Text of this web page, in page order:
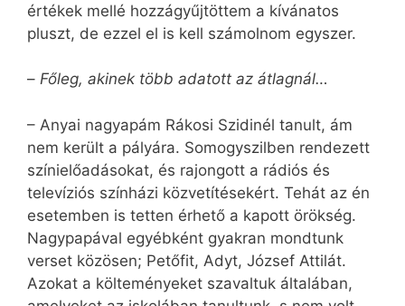
értékek mellé hozzágyűjtöttem a kívánatos
pluszt, de ezzel el is kell számolnom egyszer.
– Főleg, akinek több adatott az átlagnál…
– Anyai nagyapám Rákosi Szidinél tanult, ám
nem került a pályára. Somogyszilben rendezett
színielőadásokat, és rajongott a rádiós és
televíziós színházi közvetítésekért. Tehát az én
esetemben is tetten érhető a kapott örökség.
Nagypapával egyébként gyakran mondtunk
verset közösen; Petőfit, Adyt, József Attilát.
Azokat a költeményeket szavaltuk általában,